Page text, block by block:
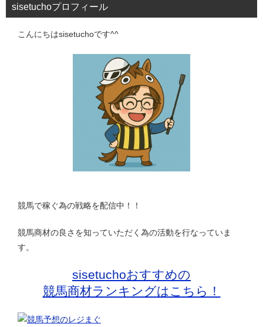
sisetuchoプロフィール
こんにちはsisetuchoです^^
競馬で稼ぐ為の戦略を配信中！！
競馬商材の良さを知っていただく為の活動を行なっていま
す。
sisetuchoおすすめの
競馬商材ランキングはこちら！